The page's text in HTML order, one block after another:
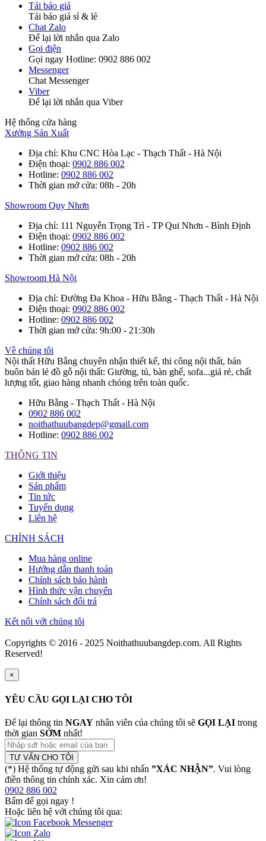
Tải báo giá
Tải báo giá sỉ & lẻ
Chat Zalo
Để lại lời nhắn qua Zalo
Gọi điện
Gọi ngay Hotline: 0902 886 002
Messenger
Chat Messenger
Viber
Để lại lời nhắn qua Viber
Hệ thống cửa hàng
Xưởng Sản Xuất
Địa chỉ: Khu CNC Hòa Lạc - Thạch Thất - Hà Nội
Điện thoại: 0902 886 002
Hotline: 0902 886 002
Thời gian mở cửa: 08h - 20h
Showroom Quy Nhơn
Địa chỉ: 111 Nguyễn Trọng Trì - TP Qui Nhơn - Bình Định
Điện thoại: 0902 886 002
Hotline: 0902 886 002
Thời gian mở cửa: 08h - 20h
Showroom Hà Nội
Địa chỉ: Đường Đa Khoa - Hữu Bằng - Thạch Thất - Hà Nội
Điện thoại: 0902 886 002
Hotline: 0902 886 002
Thời gian mở cửa: 9h:00 - 21:30h
Về chúng tôi
Nội thất Hữu Bằng chuyên nhận thiết kế, thi công nội thất, bán
buôn bán lẻ đồ gỗ nội thất: Giường, tủ, bàn ghế, sofa...giá rẻ, chất
lượng tốt, giao hàng nhanh chóng trên toàn quốc.
Hữu Bằng - Thạch Thất - Hà Nội
0902 886 002
noithathuubangdep@gmail.com
Hotline: 0902 886 002
THÔNG TIN
Giới thiệu
Sản phẩm
Tin tức
Tuyển dụng
Liên hệ
CHÍNH SÁCH
Mua hàng online
Hướng dẫn thanh toán
Chính sách bảo hành
Hình thức vận chuyển
Chính sách đổi trả
Kết nối với chúng tôi
Copyrights © 2016 - 2025 Noithathuubangdep.com. All Rights
Reserved!
×
YÊU CẦU GỌI LẠI CHO TÔI
Để lại thông tin NGAY nhân viên của chúng tôi sẽ GỌI LẠI trong
thời gian SỚM nhất!
TƯ VẤN CHO TÔI
(*) Hệ thống tự động gửi sau khi nhấn ”XÁC NHẬN”. Vui lòng
điền thông tin chính xác. Xin cảm ơn!
0902 886 002
Bấm để gọi ngay !
Hoặc liên hệ với chúng tôi qua: